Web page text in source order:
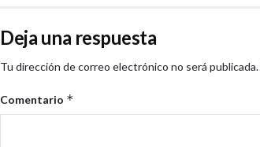
Deja una respuesta
Tu dirección de correo electrónico no será publicada.
Comentario *